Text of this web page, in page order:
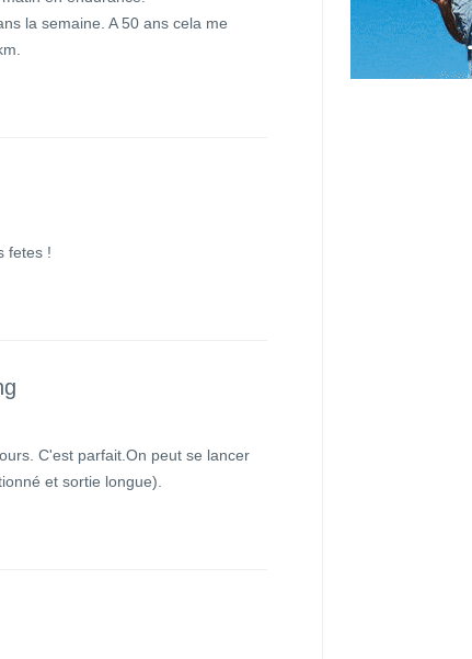
la semaine. A 50 ans cela me
fetes !
C'est parfait.On peut se lancer
et sortie longue).